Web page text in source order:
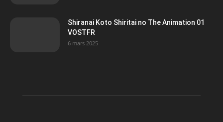
Shiranai Koto Shiritai no The Animation 01
VOSTFR
6 mars 2025